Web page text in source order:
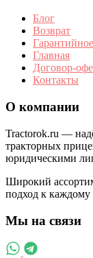
Блог
Возврат
Главная
Договор-
Контакты
О компании
Tractorok.ru —
тракторных
юридическими
Широкий
подход к каждому
Мы на связи